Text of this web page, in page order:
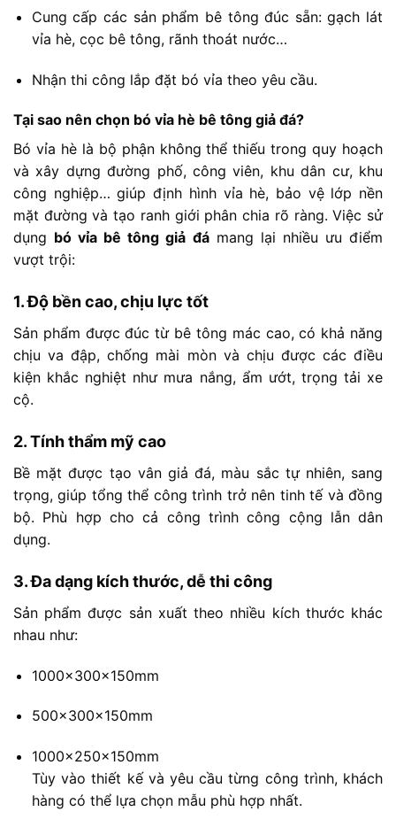
Cungcấpcác sản phẩm bê tôngđúc sẵn:gạch lát
vỉa hè, cọc bê tông, rãnh thoát nước…
Nhận thi công lắp đặt bó vỉa theo yêu cầu.
Tại sao nên chọn bó vỉa hè bê tông giả đá?
Bó vỉa hè là bộ phận khôngthểthiếutrongquy hoạch
và xây dựngđường phố,côngviên, khudân cư, khu
công nghiệp…giúpđịnh hình vỉa hè, bảo vệ lớp nền
mặt đườngvàtạo ranh giới phânchia rõ ràng.Việc sử
dụng bóvỉa bêtônggiả đá mang lại nhiều ưuđiểm
vượt trội:
1.Độ bềncao,chịu lực tốt
Sản phẩm đượcđúctừ bê tông mác cao,có khả năng
chịuvađập,chống mài mòn và chịu được cácđiều
kiện khắc nghiệt như mưa nắng, ẩm ướt, trọng tải xe
cộ.
2.Tínhthẩm mỹ cao
Bề mặtđược tạo vân giảđá, màu sắc tự nhiên, sang
trọng,giúp tổngthể côngtrình trở nên tinhtế vàđồng
bộ. Phù hợp chocả công trìnhcông cộng lẫndân
dụng.
3.Đadạng kíchthước,dễ thi công
Sản phẩmđược sản xuấttheo nhiều kích thước khác
nhau như:
1000x300x150mm
500x300x150mm
1000x250x150mm
Tùyvàothiết kế và yêucầutừng công trình, khách
hàng có thể lựa chọn mẫu phù hợp nhất.